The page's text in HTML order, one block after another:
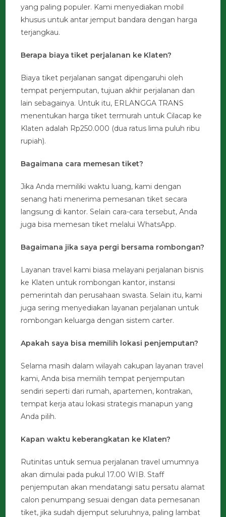
yang paling populer. Kami menyediakan mobil
khusus untuk antar jemput bandara dengan harga
terjangkau.
Berapa biaya tiket perjalanan ke Klaten?
Biaya tiket perjalanan sangat dipengaruhi oleh
tempat penjemputan, tujuan akhir perjalanan dan
lain sebagainya. Untuk itu, ERLANGGA TRANS
menentukan harga tiket termurah untuk Cilacap ke
Klaten adalah Rp250.000 (dua ratus lima puluh ribu
rupiah).
Bagaimana cara memesan tiket?
Jika Anda memiliki waktu luang, kami dengan
senang hati menerima pemesanan tiket secara
langsung di kantor. Selain cara-cara tersebut, Anda
juga bisa memesan tiket melalui WhatsApp.
Bagaimana jika saya pergi bersama rombongan?
Layanan travel kami biasa melayani perjalanan bisnis
ke Klaten untuk rombongan kantor, instansi
pemerintah dan perusahaan swasta. Selain itu, kami
juga sering menyediakan layanan perjalanan untuk
rombongan keluarga dengan sistem carter.
Apakah saya bisa memilih lokasi penjemputan?
Selama masih dalam wilayah cakupan layanan travel
kami, Anda bisa memilih tempat penjemputan
sendiri seperti dari rumah, apartemen, kontrakan,
tempat kerja atau lokasi strategis manapun yang
Anda pilih.
Kapan waktu keberangkatan ke Klaten?
Rutinitas untuk semua perjalanan travel umumnya
akan dimulai pada pukul 17.00 WIB. Staff
penjemputan akan mendatangi satu persatu alamat
calon penumpang sesuai dengan data pemesanan
tiket, jika sudah dijemput seluruhnya, paling lambat